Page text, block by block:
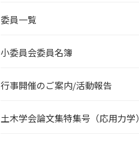
委員一覧
小委員会委員名簿
行事開催のご案内/活動報告
土木学会論文集特集号（応用力学）